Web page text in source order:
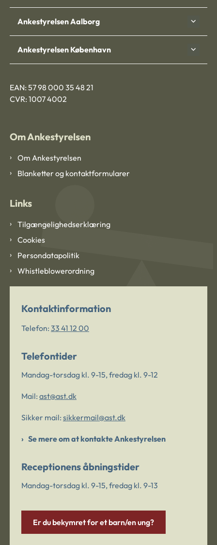
Ankestyrelsen Aalborg
Ankestyrelsen København
EAN: 57 98 000 35 48 21
CVR: 1007 4002
Om Ankestyrelsen
Om Ankestyrelsen
Blanketter og kontaktformularer
Links
Tilgængelighedserklæring
Cookies
Persondatapolitik
Whistleblowerordning
Kontaktinformation
Telefon: 33 41 12 00
Telefontider
Mandag-torsdag kl. 9-15, fredag kl. 9-12
Mail: ast@ast.dk
Sikker mail: sikkermail@ast.dk
Se mere om at kontakte Ankestyrelsen
Receptionens åbningstider
Mandag-torsdag kl. 9-15, fredag kl. 9-13
Er du bekymret for et barn/en ung?